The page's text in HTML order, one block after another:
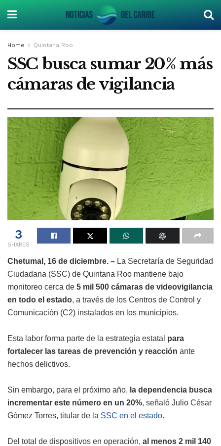
Home Quintana Roo
SSC busca sumar 20% más
cámaras de vigilancia
3
SHARES
Chetumal, 16 de diciembre. – La Secretaría de Seguridad
Ciudadana (SSC) de Quintana Roo mantiene bajo
monitoreo cerca de 5 mil 500 cámaras de videovigilancia
en todo el estado, a través de los Centros de Control y
Comunicación (C2) instalados en los municipios.
Esta labor forma parte de la estrategia estatal para
fortalecer las tareas de prevención y reacción ante
hechos delictivos.
Sin embargo, para el próximo año, la dependencia busca
incrementar este número en un 20%, señaló Julio César
Gómez Torres, titular de la SSC en el estado.
Del total de dispositivos en operación, al menos 2 mil 140